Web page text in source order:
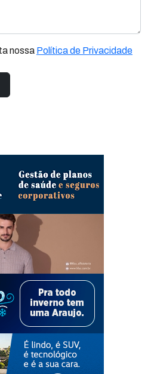
nossa Política de Privacidade